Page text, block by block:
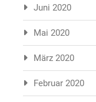
Juni 2020
Mai 2020
März 2020
Februar 2020